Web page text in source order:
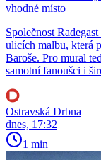
vhodné místo
Společnost
ulicích malbu, která
Baroše. Pro mural
samotní fanoušci i
Ostravská Drbna
dnes, 17:32
1 min